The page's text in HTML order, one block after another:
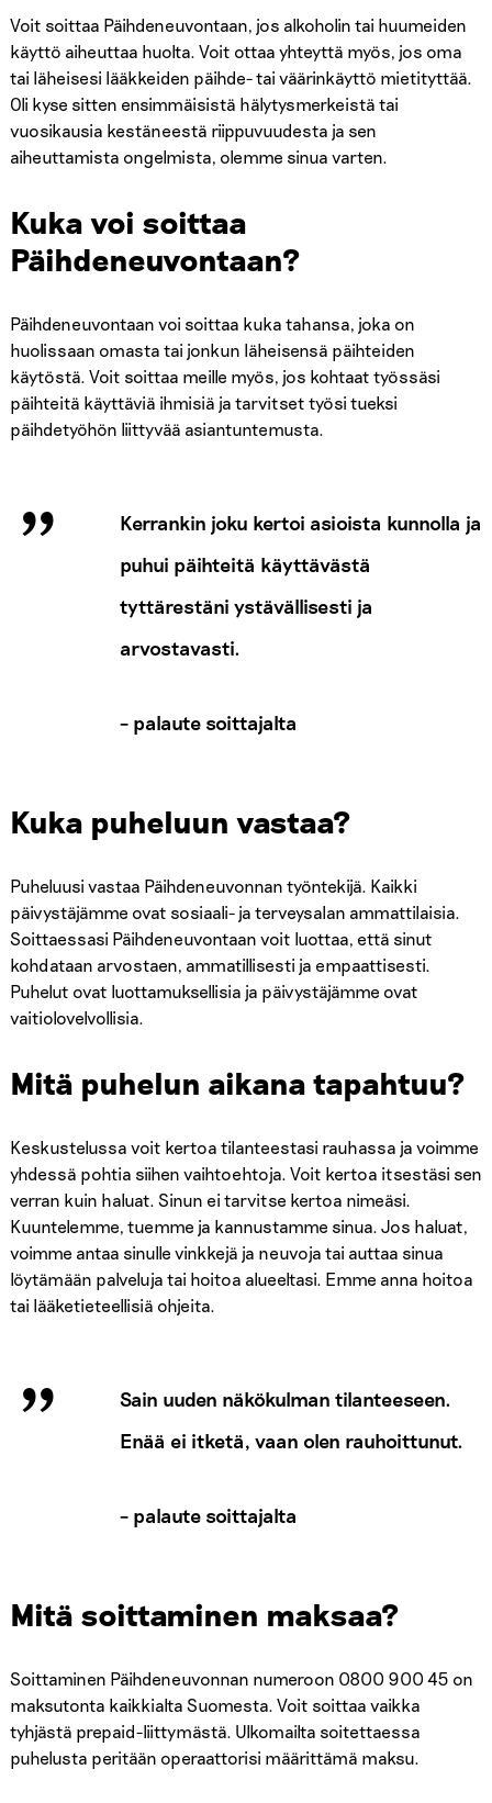
Voit soittaa Päihdeneuvontaan, jos alkoholin tai huumeiden
käyttö aiheuttaa huolta. Voit ottaa yhteyttä myös, jos oma
tai läheisesi lääkkeiden päihde- tai väärinkäyttö mietityttää.
Oli kyse sitten ensimmäisistä hälytysmerkeistä tai
vuosikausia kestäneestä riippuvuudesta ja sen
aiheuttamista ongelmista, olemme sinua varten.
Kuka voi soittaa
Päihdeneuvontaan?
Päihdeneuvontaan voi soittaa kuka tahansa, joka on
huolissaan omasta tai jonkun läheisensä päihteiden
käytöstä. Voit soittaa meille myös, jos kohtaat työssäsi
päihteitä käyttäviä ihmisiä ja tarvitset työsi tueksi
päihdetyöhön liittyvää asiantuntemusta.
Kerrankin joku kertoi asioista kunnolla ja
puhui päihteitä käyttävästä
tyttärestäni ystävällisesti ja
arvostavasti.
– palaute soittajalta
Kuka puheluun vastaa?
Puheluusi vastaa Päihdeneuvonnan työntekijä. Kaikki
päivystäjämme ovat sosiaali- ja terveysalan ammattilaisia.
Soittaessasi Päihdeneuvontaan voit luottaa, että sinut
kohdataan arvostaen, ammatillisesti ja empaattisesti.
Puhelut ovat luottamuksellisia ja päivystäjämme ovat
vaitiolovelvollisia.
Mitä puhelun aikana tapahtuu?
Keskustelussa voit kertoa tilanteestasi rauhassa ja voimme
yhdessä pohtia siihen vaihtoehtoja. Voit kertoa itsestäsi sen
verran kuin haluat. Sinun ei tarvitse kertoa nimeäsi.
Kuuntelemme, tuemme ja kannustamme sinua. Jos haluat,
voimme antaa sinulle vinkkejä ja neuvoja tai auttaa sinua
löytämään palveluja tai hoitoa alueeltasi. Emme anna hoitoa
tai lääketieteellisiä ohjeita.
Sain uuden näkökulman tilanteeseen.
Enää ei itketä, vaan olen rauhoittunut.
– palaute soittajalta
Mitä soittaminen maksaa?
Soittaminen Päihdeneuvonnan numeroon 0800 900 45 on
maksutonta kaikkialta Suomesta. Voit soittaa vaikka
tyhjästä prepaid-liittymästä. Ulkomailta soitettaessa
puhelusta peritään operaattorisi määrittämä maksu.